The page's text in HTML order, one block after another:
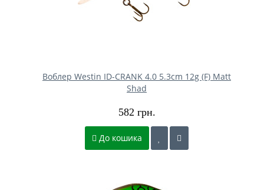
Воблер Westin ID-CRANK 4.0 5.3cm 12g (F) Matt
Shad
582 грн.
До кошика